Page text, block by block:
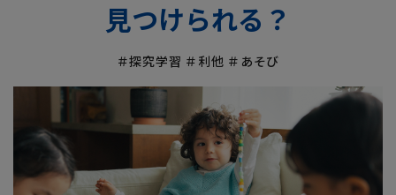
見つけられる？
＃探究学習 ＃利他 ＃あそび